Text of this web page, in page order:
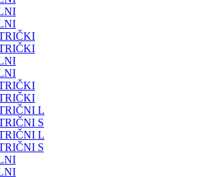
L
S
L
S